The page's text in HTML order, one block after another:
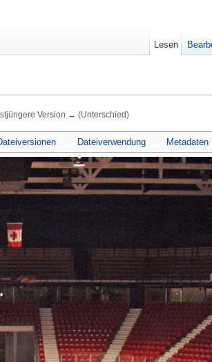
Version → (Unterschied)
Dateiverwendung Metadaten
Lesen